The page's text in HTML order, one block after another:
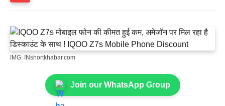
IMG: INshortkhabar.com
Join our WhatsApp Group